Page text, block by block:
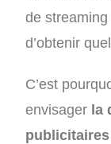
de
d’obtenir
C’est
envisager la